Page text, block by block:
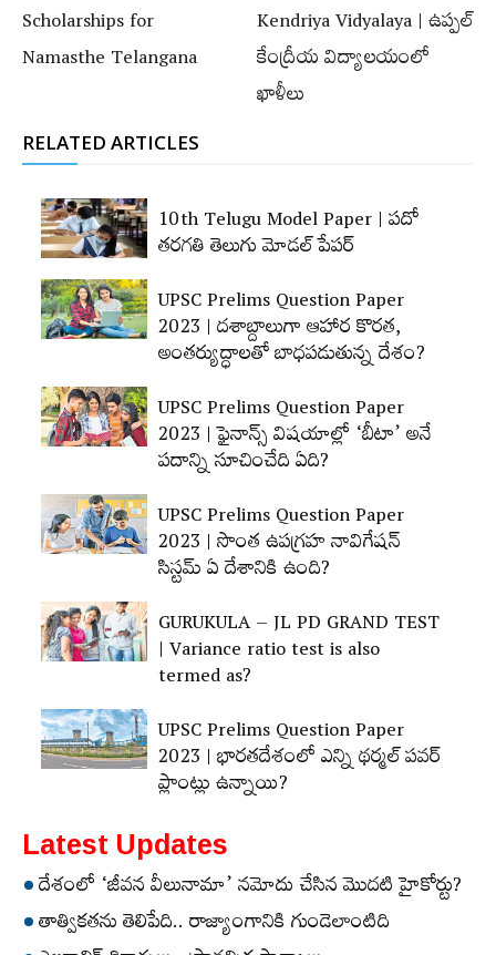
Scholarships for
Namasthe Telangana
Kendriya Vidyalaya | ఉప్పల్
కేంద్రీయ విద్యాలయంలో
ఖాళీలు
RELATED ARTICLES
10th Telugu Model Paper | పదో
తరగతి తెలుగు మోడల్‌ పేపర్‌
UPSC Prelims Question Paper
2023 | దశాబ్దాలుగా ఆహార కొరత,
అంతర్యుద్ధాలతో బాధపడుతున్న దేశం?
UPSC Prelims Question Paper
2023 | ఫైనాన్స్‌ విషయాల్లో ‘బీటా’ అనే
పదాన్ని సూచించేది ఏది?
UPSC Prelims Question Paper
2023 | సొంత ఉపగ్రహ నావిగేషన్‌
సిస్టమ్‌ ఏ దేశానికి ఉంది?
GURUKULA – JL PD GRAND TEST
| Variance ratio test is also
termed as?
UPSC Prelims Question Paper
2023 | భారతదేశంలో ఎన్ని థర్మల్‌ పవర్‌
ప్లాంట్లు ఉన్నాయి?
Latest Updates
దేశంలో ‘జీవన వీలునామా’ నమోదు చేసిన మొదటి హైకోర్టు?
తాత్వికతను తెలిపేది.. రాజ్యాంగానికి గుండెలాంటిది